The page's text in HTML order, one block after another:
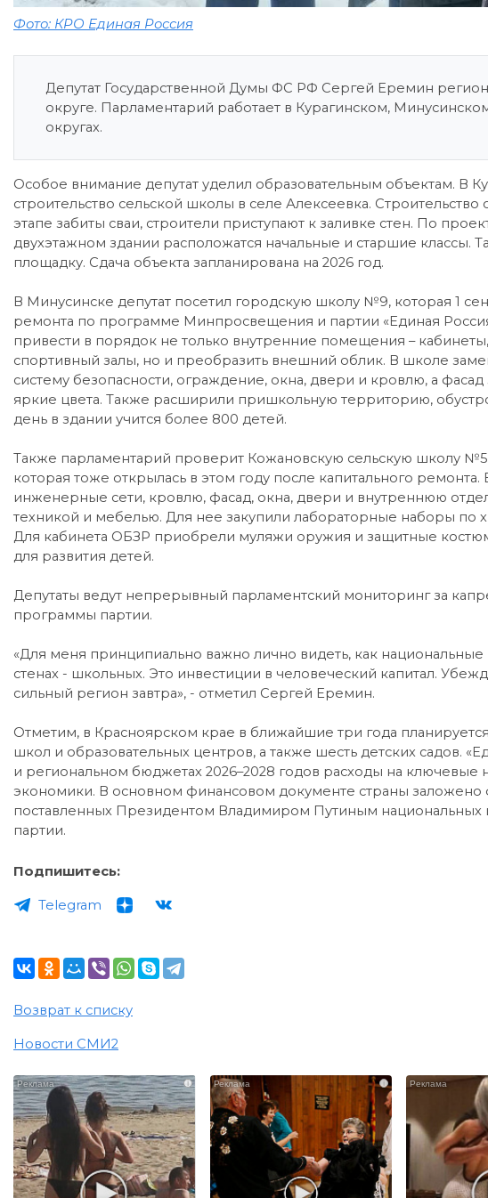
Фото: КРО Единая Россия
Депутат Государственной Думы ФС РФ Сергей Еремин
округе. Парламентарий работает в Курагинском,
округах.
Особое внимание депутат уделил образовательным объектам. В
строительство сельской школы в селе Алексеевка. Строительство
этапе забиты сваи, строители приступают к заливке стен. По
двухэтажном здании расположатся начальные и старшие классы.
площадку. Сдача объекта запланирована на 2026 год.
В Минусинске депутат посетил городскую школу №9, которая 1
ремонта по программе Минпросвещения и партии «Единая
привести в порядок не только внутренние помещения –
спортивный залы, но и преобразить внешний облик. В школе
систему безопасности, ограждение, окна, двери и кровлю, а
яркие цвета. Также расширили пришкольную территорию,
день в здании учится более 800 детей.
Также парламентарий проверит Кожановскую сельскую школу
которая тоже открылась в этом году после капитального
инженерные сети, кровлю, фасад, окна, двери и внутреннюю
техникой и мебелью. Для нее закупили лабораторные наборы по
Для кабинета ОБЗР приобрели муляжи оружия и защитные
для развития детей.
Депутаты ведут непрерывный парламентский мониторинг за
программы партии.
«Для меня принципиально важно лично видеть, как
стенах - школьных. Это инвестиции в человеческий капитал.
сильный регион завтра», - отметил Сергей Еремин.
Отметим, в Красноярском крае в ближайшие три года
школ и образовательных центров, а также шесть детских садов.
и региональном бюджетах 2026–2028 годов расходы на ключевые
экономики. В основном финансовом документе страны
поставленных Президентом Владимиром Путиным
партии.
Подпишитесь:
Telegram
Возврат к списку
Новости СМИ2
i i